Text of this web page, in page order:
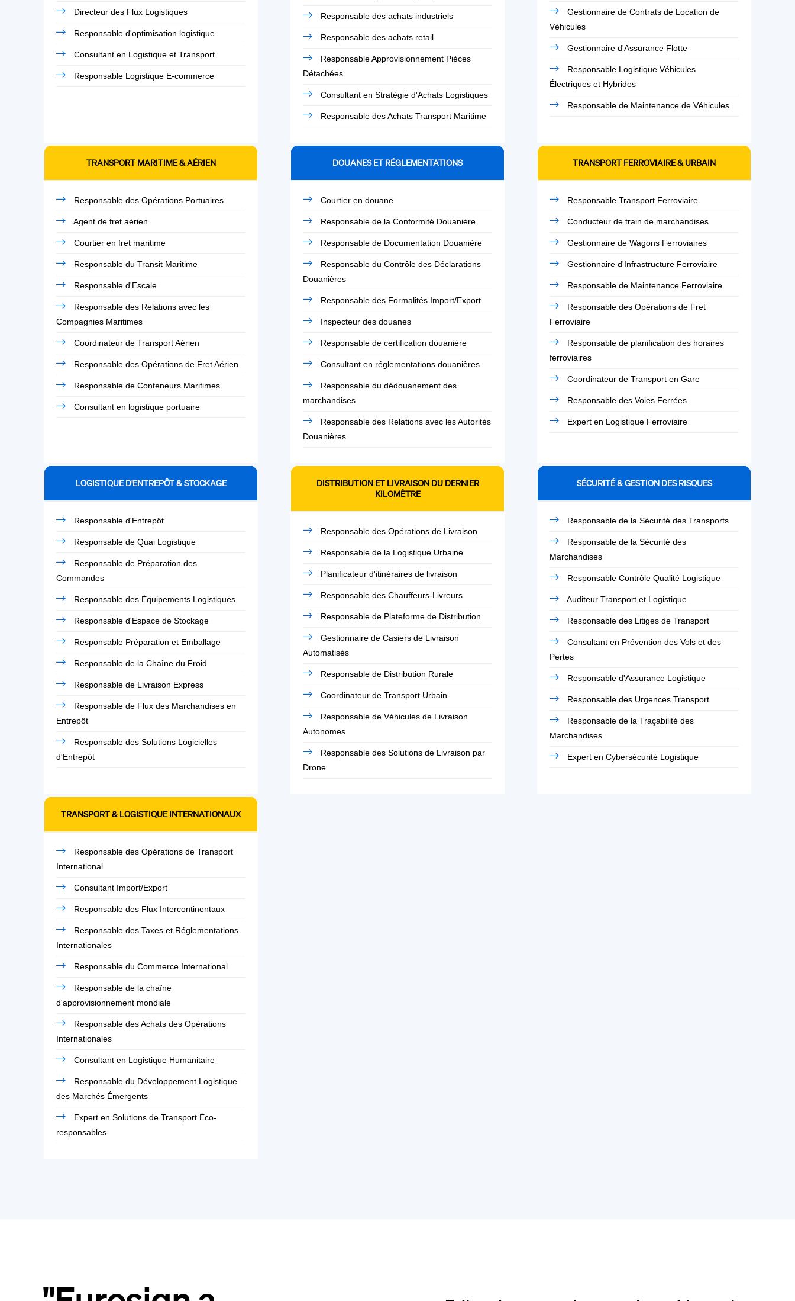
Directeur des Flux Logistiques
Responsable d'optimisation logistique
Consultant en Logistique et Transport
Responsable Logistique E-commerce
Responsable des achats industriels
Responsable des achats retail
Responsable Approvisionnement Pièces
Détachées
Consultant en Stratégie d'Achats Logistiques
Responsable des Achats Transport Maritime
Gestionnaire de Contrats de Location de
Véhicules
Gestionnaire d'Assurance Flotte
Responsable Logistique Véhicules
Électriques et Hybrides
Responsable de Maintenance de Véhicules
TRANSPORT MARITIME & AÉRIEN
Responsable des Opérations Portuaires
Agent de fret aérien
Courtier en fret maritime
Responsable du Transit Maritime
Responsable d'Escale
Responsable des Relations avec les
Compagnies Maritimes
Coordinateur de Transport Aérien
Responsable des Opérations de Fret Aérien
Responsable de Conteneurs Maritimes
Consultant en logistique portuaire
DOUANES ET RÉGLEMENTATIONS
Courtier en douane
Responsable de la Conformité Douanière
Responsable de Documentation Douanière
Responsable du Contrôle des Déclarations
Douanières
Responsable des Formalités Import/Export
Inspecteur des douanes
Responsable de certification douanière
Consultant en réglementations douanières
Responsable du dédouanement des
marchandises
Responsable des Relations avec les Autorités
Douanières
TRANSPORT FERROVIAIRE & URBAIN
Responsable Transport Ferroviaire
Conducteur de train de marchandises
Gestionnaire de Wagons Ferroviaires
Gestionnaire d'Infrastructure Ferroviaire
Responsable de Maintenance Ferroviaire
Responsable des Opérations de Fret
Ferroviaire
Responsable de planification des horaires
ferroviaires
Coordinateur de Transport en Gare
Responsable des Voies Ferrées
Expert en Logistique Ferroviaire
LOGISTIQUE D'ENTREPÔT & STOCKAGE
Responsable d'Entrepôt
Responsable de Quai Logistique
Responsable de Préparation des
Commandes
Responsable des Équipements Logistiques
Responsable d'Espace de Stockage
Responsable Préparation et Emballage
Responsable de la Chaîne du Froid
Responsable de Livraison Express
Responsable de Flux des Marchandises en
Entrepôt
Responsable des Solutions Logicielles
d'Entrepôt
DISTRIBUTION ET LIVRAISON DU DERNIER
KILOMÈTRE
Responsable des Opérations de Livraison
Responsable de la Logistique Urbaine
Planificateur d'itinéraires de livraison
Responsable des Chauffeurs-Livreurs
Responsable de Plateforme de Distribution
Gestionnaire de Casiers de Livraison
Automatisés
Responsable de Distribution Rurale
Coordinateur de Transport Urbain
Responsable de Véhicules de Livraison
Autonomes
Responsable des Solutions de Livraison par
Drone
SÉCURITÉ & GESTION DES RISQUES
Responsable de la Sécurité des Transports
Responsable de la Sécurité des
Marchandises
Responsable Contrôle Qualité Logistique
Auditeur Transport et Logistique
Responsable des Litiges de Transport
Consultant en Prévention des Vols et des
Pertes
Responsable d'Assurance Logistique
Responsable des Urgences Transport
Responsable de la Traçabilité des
Marchandises
Expert en Cybersécurité Logistique
TRANSPORT & LOGISTIQUE INTERNATIONAUX
Responsable des Opérations de Transport
International
Consultant Import/Export
Responsable des Flux Intercontinentaux
Responsable des Taxes et Réglementations
Internationales
Responsable du Commerce International
Responsable de la chaîne
d'approvisionnement mondiale
Responsable des Achats des Opérations
Internationales
Consultant en Logistique Humanitaire
Responsable du Développement Logistique
des Marchés Émergents
Expert en Solutions de Transport Éco-
responsables